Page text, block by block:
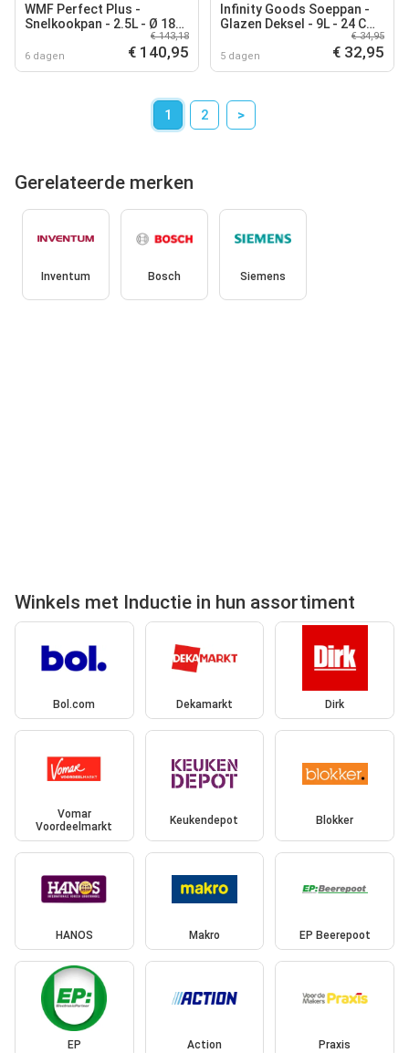
WMF Perfect Plus -
Snelkookpan - 2.5L - Ø 18
cm - RVS - Vlambeveiliging
- Inductie
6 dagen
€ 143,18
€ 140,95
Infinity Goods Soeppan -
Glazen Deksel - 9L - 24 CM
Vaatwasserbestendig -
5 dagen
€ 34,95
€ 32,95
1 2 >
Gerelateerde merken
Inventum Bosch Siemens
Winkels met Inductie in hun assortiment
Bol.com Dekamarkt Dirk
Vomar
Voordeelmarkt
Keukendepot Blokker
HANOS Makro EP Beerepoot
EP Action Praxis